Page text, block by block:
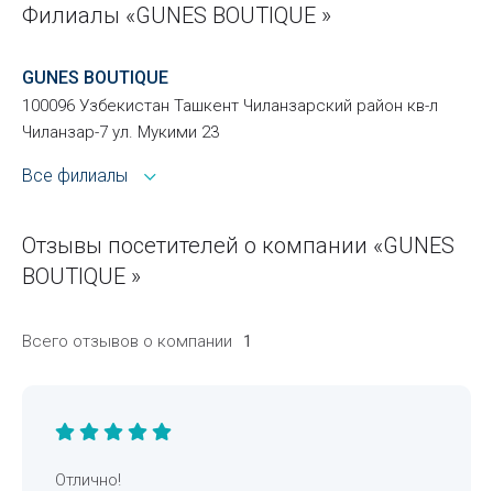
Филиалы «GUNES BOUTIQUE »
GUNES BOUTIQUE
100096 Узбекистан Ташкент Чиланзарский район кв-л
Чиланзар-7 ул. Мукими 23
Все филиалы
Отзывы посетителей о компании «GUNES
BOUTIQUE »
Всего отзывов о компании 1
Отлично!